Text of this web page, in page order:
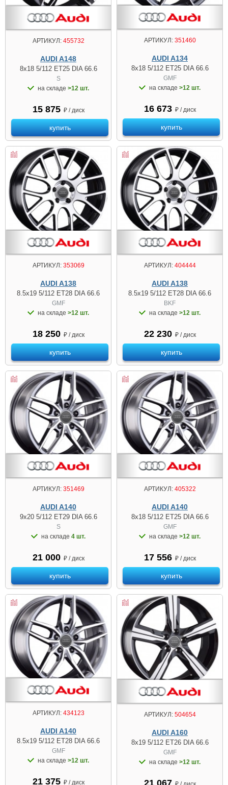
АРТИКУЛ:455732
AUDI A148
8x18 5/112 ET25 DIA 66.6
S
на складе >12 шт.
15 875 ₽ / диск
купить
АРТИКУЛ:351460
AUDI A134
8x18 5/112 ET25 DIA 66.6
GMF
на складе >12 шт.
16 673 ₽ / диск
купить
АРТИКУЛ:353069
AUDI A138
8.5x19 5/112 ET28 DIA 66.6
GMF
на складе >12 шт.
18 250 ₽ / диск
купить
АРТИКУЛ:404444
AUDI A138
8.5x19 5/112 ET28 DIA 66.6
BKF
на складе >12 шт.
22 230 ₽ / диск
купить
АРТИКУЛ:351469
AUDI A140
9x20 5/112 ET29 DIA 66.6
S
на складе 4 шт.
21 000 ₽ / диск
купить
АРТИКУЛ:405322
AUDI A140
8x18 5/112 ET25 DIA 66.6
GMF
на складе >12 шт.
17 556 ₽ / диск
купить
АРТИКУЛ:434123
AUDI A140
8.5x19 5/112 ET28 DIA 66.6
GMF
на складе >12 шт.
21 375 ₽ / диск
АРТИКУЛ:504654
AUDI A160
8x19 5/112 ET26 DIA 66.6
GMF
на складе >12 шт.
21 067